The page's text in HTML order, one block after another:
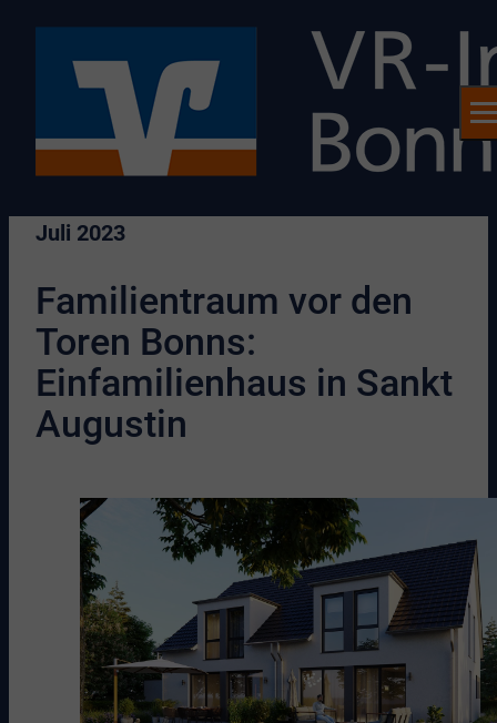
Juli 2023
Familientraum vor den
Toren Bonns:
Einfamilienhaus in Sankt
Augustin